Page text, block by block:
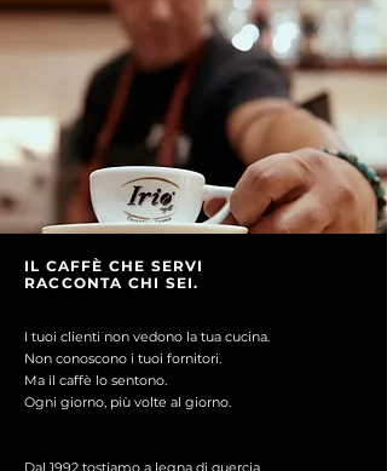
IL CAFFÈ CHE SERVI
RACCONTA CHI SEI.
I tuoi clienti non vedono la tua cucina.
Non conoscono i tuoi fornitori.
Ma il caffè lo sentono.
Ogni giorno, più volte al giorno.